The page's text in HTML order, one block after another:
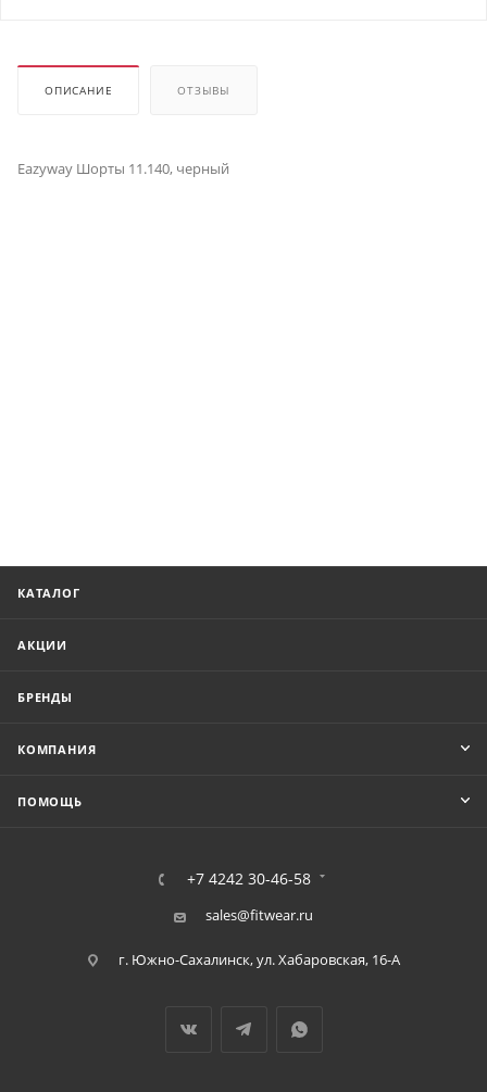
ОПИСАНИЕ ОТЗЫВЫ
Eazyway Шорты 11.140, черный
КАТАЛОГ
АКЦИИ
БРЕНДЫ
КОМПАНИЯ
ПОМОЩЬ
+7 4242 30-46-58
sales@fitwear.ru
г. Южно-Сахалинск, ул. Хабаровская, 16-А